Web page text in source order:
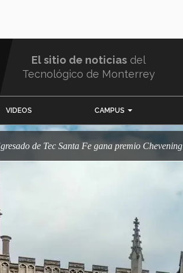
El sitio de noticias del
Tecnológico de Monterrey
VIDEOS CAMPUS
Egresado de Tec Santa Fe gana premio Chevening